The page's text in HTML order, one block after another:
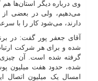
وی درباره دیگر استان‌ها
می‌دهیم، ولی در بعضی از
دارند، می‌شود کار را با
آقای جعفر پور گفت: در
شده و برای هر شرکت
گرفته شده است. آن چیزی
شده، حدود هفت میلیون
امسال یک میلیون اتصال